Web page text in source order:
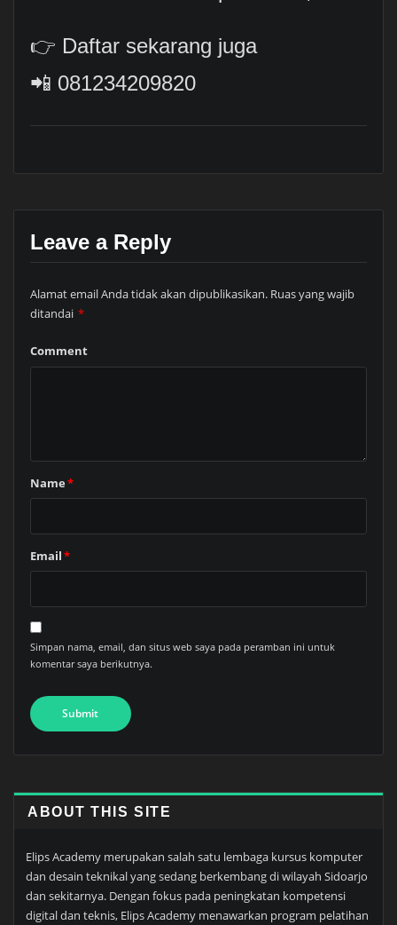
👉 Daftar sekarang juga
📲 081234209820
Leave a Reply
Alamat email Anda tidak akan dipublikasikan. Ruas yang wajib
ditandai *
Comment
Name*
Email*
Simpan nama, email, dan situs web saya pada peramban ini untuk
komentar saya berikutnya.
ABOUT THIS SITE
Elips Academy merupakan salah satu lembaga kursus komputer
dan desain teknikal yang sedang berkembang di wilayah Sidoarjo
dan sekitarnya. Dengan fokus pada peningkatan kompetensi
digital dan teknis, Elips Academy menawarkan program pelatihan